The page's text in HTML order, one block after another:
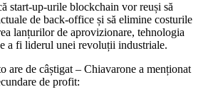
start-up-urile blockchain vor reuși să
de back-office și să elimine costurile
lanțurilor de aprovizionare, tehnologia
a fi liderul unei revoluții industriale.
are de câștigat – Chiavarone a menționat
de profit: